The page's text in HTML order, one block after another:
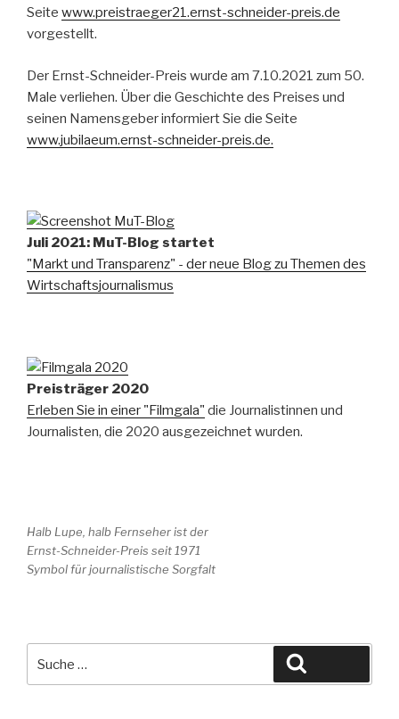
Seite www.preistraeger21.ernst-schneider-preis.de
vorgestellt.
Der Ernst-Schneider-Preis wurde am 7.10.2021 zum 50.
Male verliehen. Über die Geschichte des Preises und
seinen Namensgeber informiert Sie die Seite
www.jubilaeum.ernst-schneider-preis.de.
Juli 2021: MuT-Blog startet
"Markt und Transparenz" - der neue Blog zu Themen des
Wirtschaftsjournalismus
Preisträger 2020
Erleben Sie in einer "Filmgala" die Journalistinnen und
Journalisten, die 2020 ausgezeichnet wurden.
Halb Lupe, halb Fernseher ist der
Ernst-Schneider-Preis seit 1971
Symbol für journalistische Sorgfalt